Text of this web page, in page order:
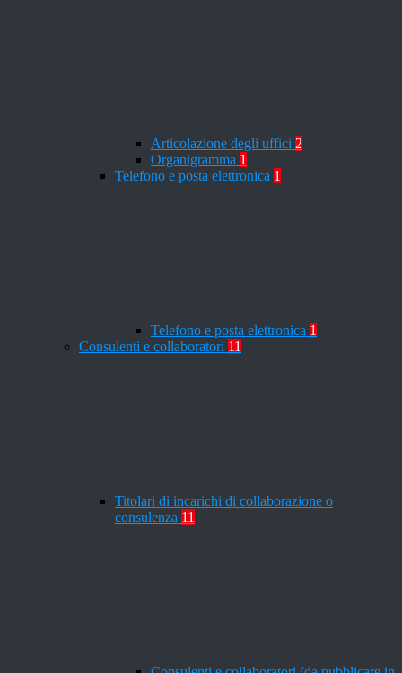
Articolazione degli uffici 2
Organigramma 1
Telefono e posta elettronica 1
Telefono e posta elettronica 1
Consulenti e collaboratori 11
Titolari di incarichi di collaborazione o
consulenza 11